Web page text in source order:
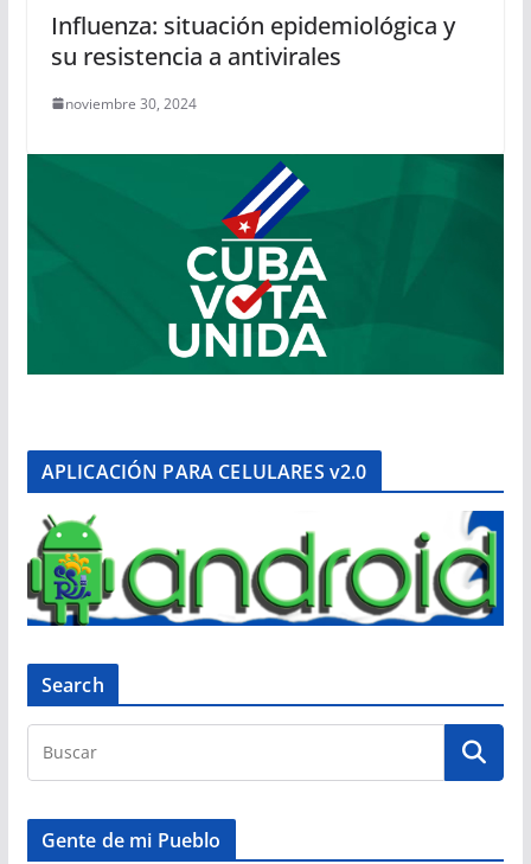
Influenza: situación epidemiológica y
su resistencia a antivirales
noviembre 30, 2024
APLICACIÓN PARA CELULARES v2.0
Search
Gente de mi Pueblo